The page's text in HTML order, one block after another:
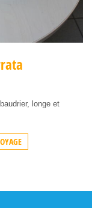
longe et